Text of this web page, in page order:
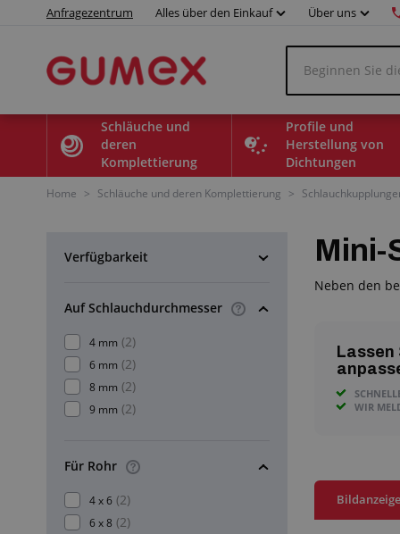
Anfragezentrum Alles über den Einkauf Über uns
Schläuche und
deren
Komplettierung
Profile und
Herstellung von
Dichtungen
Home > Schläuche und deren Komplettierung >
Verfügbarkeit
Auf Schlauchdurchmesser
4 mm (2)
6 mm (2)
8 mm (2)
9 mm (2)
Für Rohr
4 x 6 (2)
6 x 8 (2)
Mini-
Neben den
WIR